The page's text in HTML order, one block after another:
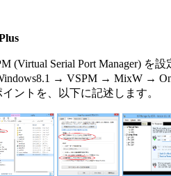
Serial Port Manager) を
→ VSPM → MixW →
ントを、以下に記述します。